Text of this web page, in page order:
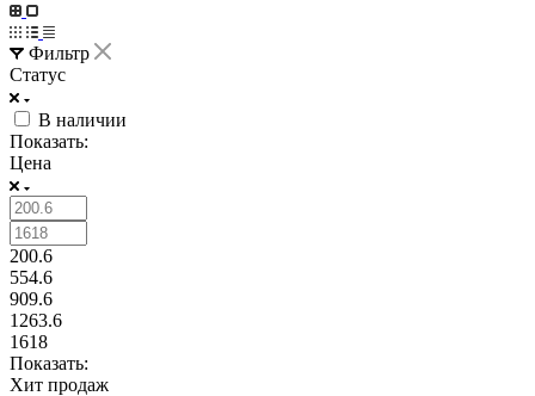
Фильтр
Статус
В наличии
Показать:
Цена
200.6
554.6
909.6
1263.6
1618
Показать:
Хит продаж